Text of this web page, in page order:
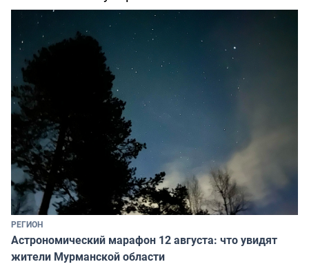
РЕГИОН
Астрономический марафон 12 августа: что увидят
жители Мурманской области